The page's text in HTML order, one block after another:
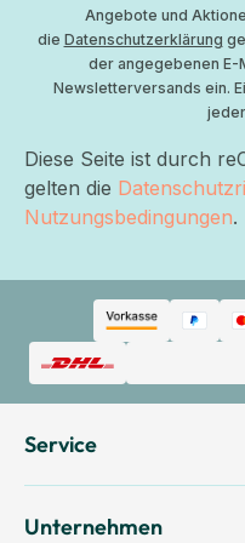
Angebote und
die Datenschutzerklärung
der angegebenen
Newsletterversands ein.
Diese Seite ist durch
gelten die
Nutzungsbedingungen.
Service
Unternehmen